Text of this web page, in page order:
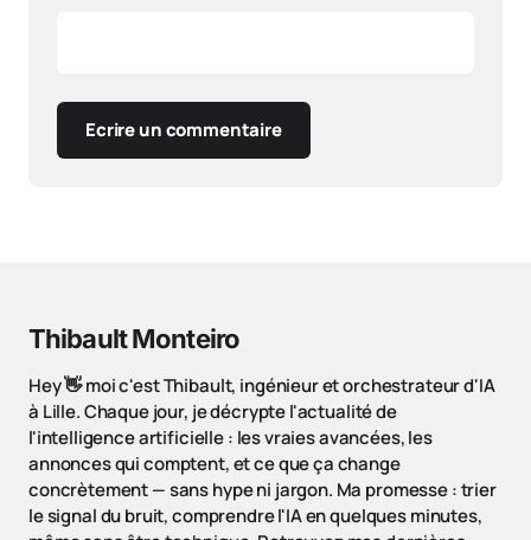
Ecrire un commentaire
Thibault Monteiro
Hey 👋 moi c'est Thibault, ingénieur et orchestrateur d'IA
à Lille. Chaque jour, je décrypte l'actualité de
l'intelligence artificielle : les vraies avancées, les
annonces qui comptent, et ce que ça change
concrètement — sans hype ni jargon. Ma promesse : trier
le signal du bruit, comprendre l'IA en quelques minutes,